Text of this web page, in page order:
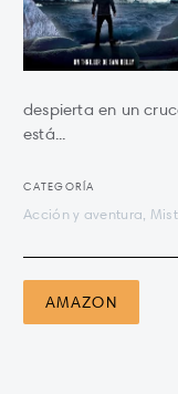
despierta en un
está...
CATEGORÍA
Acción y aventura,
AMAZON